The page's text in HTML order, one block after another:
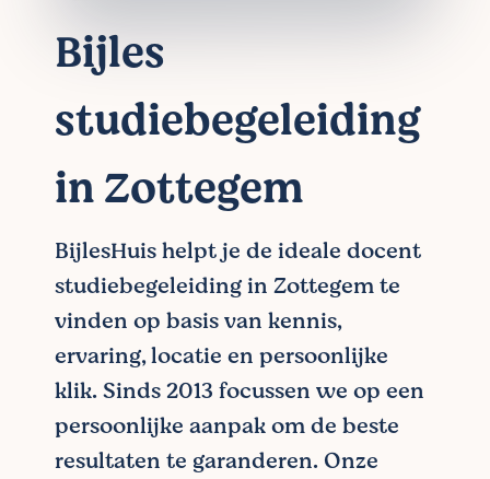
Bijles
studiebegeleiding
in Zottegem
BijlesHuis helpt je de ideale docent
studiebegeleiding in Zottegem te
vinden op basis van kennis,
ervaring, locatie en persoonlijke
klik. Sinds 2013 focussen we op een
persoonlijke aanpak om de beste
resultaten te garanderen. Onze